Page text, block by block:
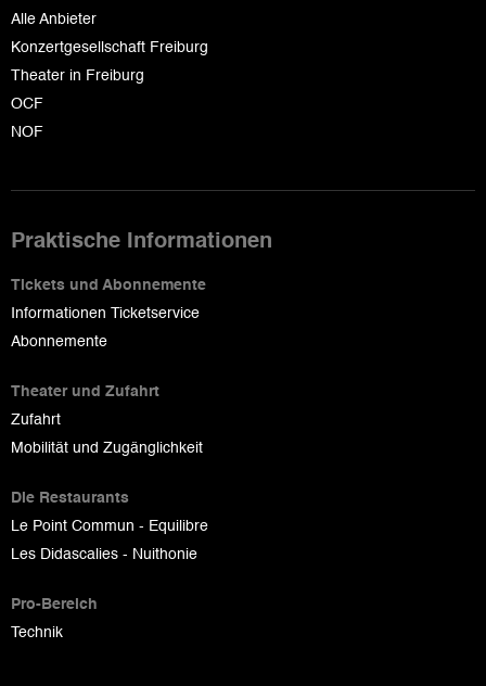
Alle Anbieter
Konzertgesellschaft Freiburg
Theater in Freiburg
OCF
NOF
Praktische Informationen
Tickets und Abonnemente
Informationen Ticketservice
Abonnemente
Theater und Zufahrt
Zufahrt
Mobilität und Zugänglichkeit
Die Restaurants
Le Point Commun - Equilibre
Les Didascalies - Nuithonie
Pro-Bereich
Technik